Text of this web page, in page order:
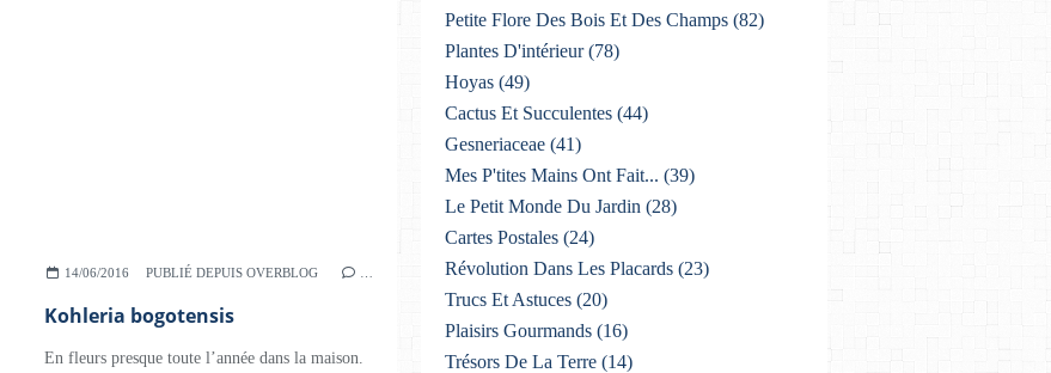
14/06/2016 PUBLIÉ DEPUIS OVERBLOG
Kohleria bogotensis
En fleurs presque toute l’année dans la maison.
Petite Flore Des Bois Et Des Champs (82)
Plantes D'intérieur(78)
Hoyas (49)
Cactus Et Succulentes (44)
Gesneriaceae (41)
Mes P'tites Mains Ont Fait... (39)
Le Petit Monde Du Jardin (28)
Cartes Postales (24)
Révolution Dans Les Placards (23)
Trucs Et Astuces (20)
Plaisirs Gourmands (16)
Trésors De La Terre (14)